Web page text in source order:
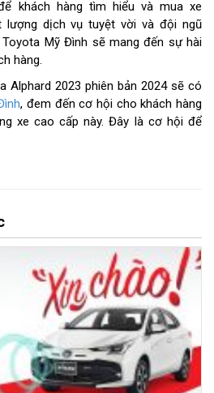
khách hàng tìm hiểu và mua xe
lượng dịch vụ tuyệt vời và đội ngũ
Toyota Mỹ Đình sẽ mang đến sự hài
hàng.
Alphard 2023 phiên bản 2024 sẽ có
, đem đến cơ hội cho khách hàng
xe cao cấp này. Đây là cơ hội để